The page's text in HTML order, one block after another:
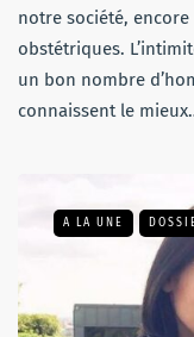
notre société,
obstétriques.
un bon nombre
connaissent le
A LA UNE